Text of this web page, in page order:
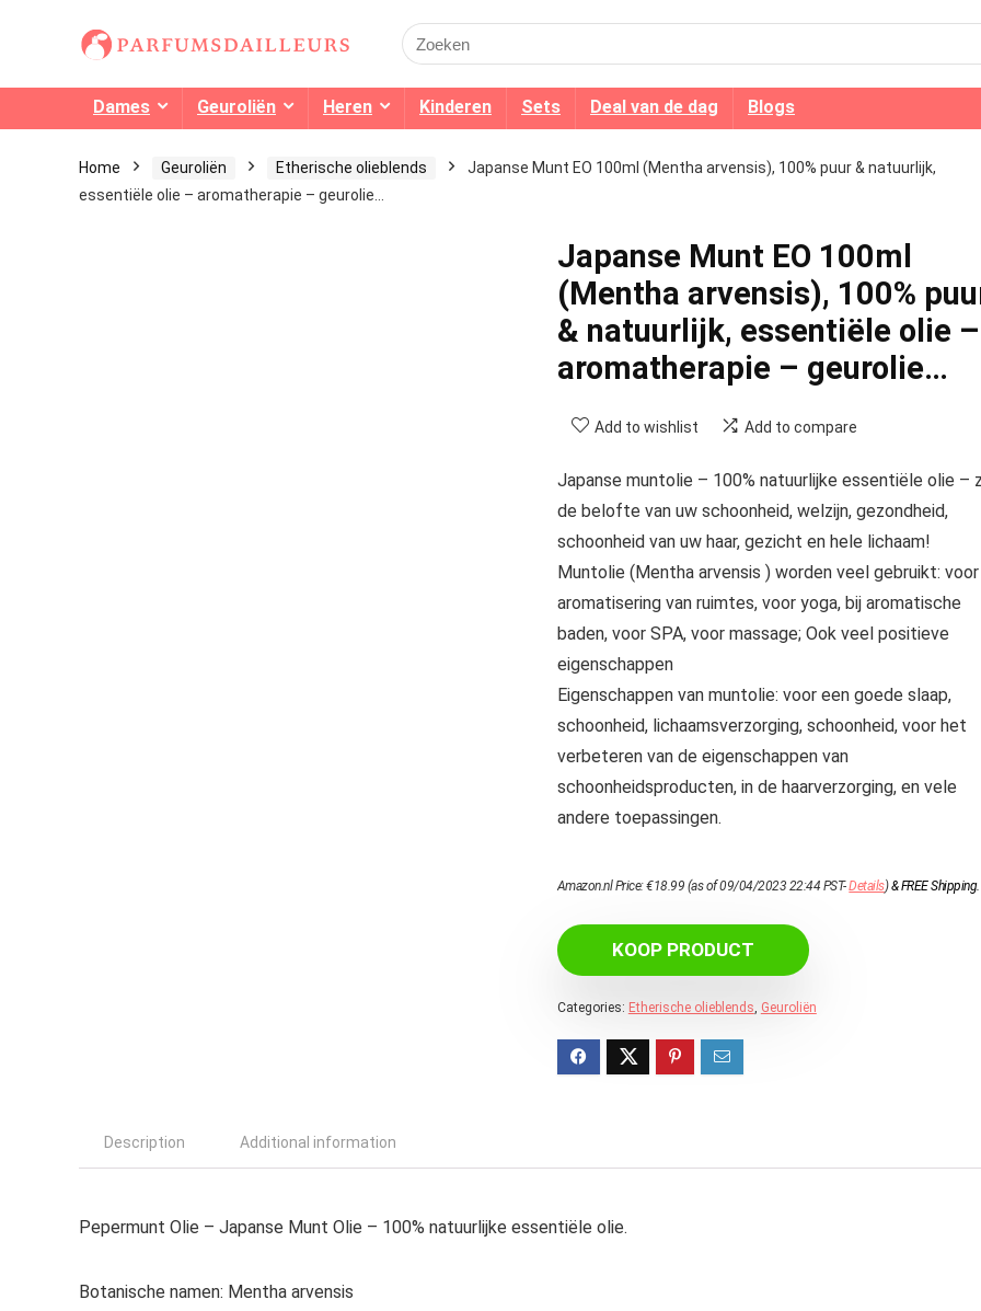
Search
for:
Dames Geuroliën Heren Kinderen Sets Deal van de dag Blogs
Home Geuroliën Etherische olieblends
Japanse Munt EO 100ml (Mentha arvensis), 100% puur & natuurlijk,
essentiële olie – aromatherapie – geurolie…
Japanse Munt EO 100ml
(Mentha arvensis), 100%
& natuurlijk, essentiële olie –
aromatherapie – geurolie…
Add to wishlist Add to compare
Japanse muntolie – 100% natuurlijke essentiële olie –
de belofte van uw schoonheid, welzijn, gezondheid,
schoonheid van uw haar, gezicht en hele lichaam!
Muntolie (Mentha arvensis ) worden veel gebruikt: voor
aromatisering van ruimtes, voor yoga, bij aromatische
baden, voor SPA, voor massage; Ook veel positieve
eigenschappen
Eigenschappen van muntolie: voor een goede slaap,
schoonheid, lichaamsverzorging, schoonheid, voor het
verbeteren van de eigenschappen van
schoonheidsproducten, in de haarverzorging, en vele
andere toepassingen.
Amazon.nl Price:€18.99 (as of 09/04/2023 22:44 PST-Details)&FREE Shipping.
KOOP PRODUCT
Categories: Etherische olieblends, Geuroliën
Description Additional information
Pepermunt Olie – Japanse Munt Olie – 100% natuurlijke essentiële olie.
Botanische namen: Mentha arvensis